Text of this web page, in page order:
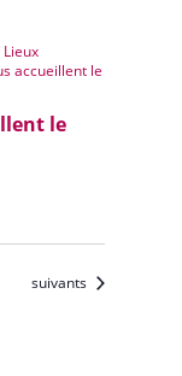
le
Lieux
accueillent le
Évènements
suivants